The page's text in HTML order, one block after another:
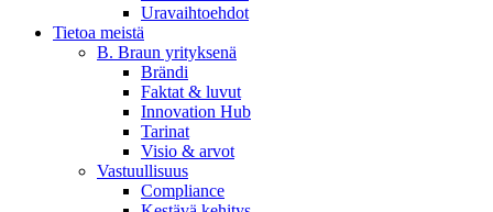
Tarjoamme laajan valikoiman akkreditoituja koulutuskursseja
lääketieteen ammattilaisille.
Uravaihtoehdot
Tietoa meistä
B. Braun yrityksenä
Brändi
Faktat & luvut
Innovation Hub
Tarinat
Visio & arvot
Vastuullisuus
Compliance